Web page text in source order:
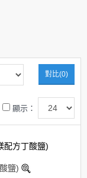
對比(0)
顯示：
鹽)